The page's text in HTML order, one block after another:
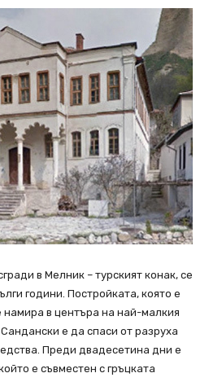
в Мелник – турският конак, се
години. Постройката, която е
намира в центъра на най-малкия
е да спаси от разруха
Преди двадесетина дни е
е съвместен с гръцката